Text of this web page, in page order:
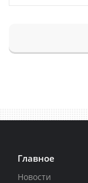
Главное
Новости